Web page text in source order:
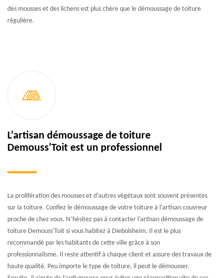
des mousses et des lichens est plus chère que le démoussage de toiture
régulière.
L’artisan démoussage de toiture
Demouss'Toit est un professionnel
La prolifération des mousses et d’autres végétaux sont souvent présentes
sur la toiture. Confiez le démoussage de votre toiture à l’artisan couvreur
proche de chez vous. N’hésitez pas à contacter l’artisan démoussage de
toiture Demouss'Toit si vous habitez à Diebolsheim. Il est le plus
recommandé par les habitants de cette ville grâce à son
professionnalisme. Il reste attentif à chaque client et assure des travaux de
haute qualité. Peu importe le type de toiture, il peut le démousser.